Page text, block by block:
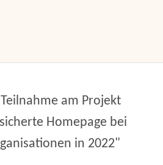
am Projekt
Homepage bei
in 2022"